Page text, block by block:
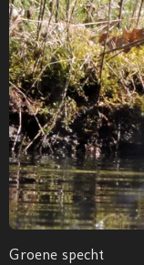
Groene specht